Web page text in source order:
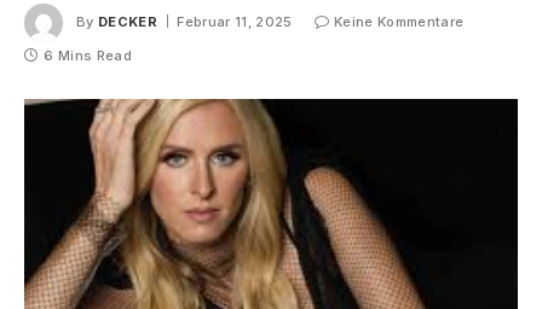
By DECKER Februar 11, 2025
Keine Kommentare
6 Mins Read